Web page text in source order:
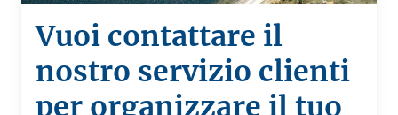
Vuoi contattare il
nostro servizio clienti
per organizzare il tuo